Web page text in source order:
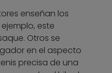
enseñan los
este
Otros se
en el aspecto
precisa de una